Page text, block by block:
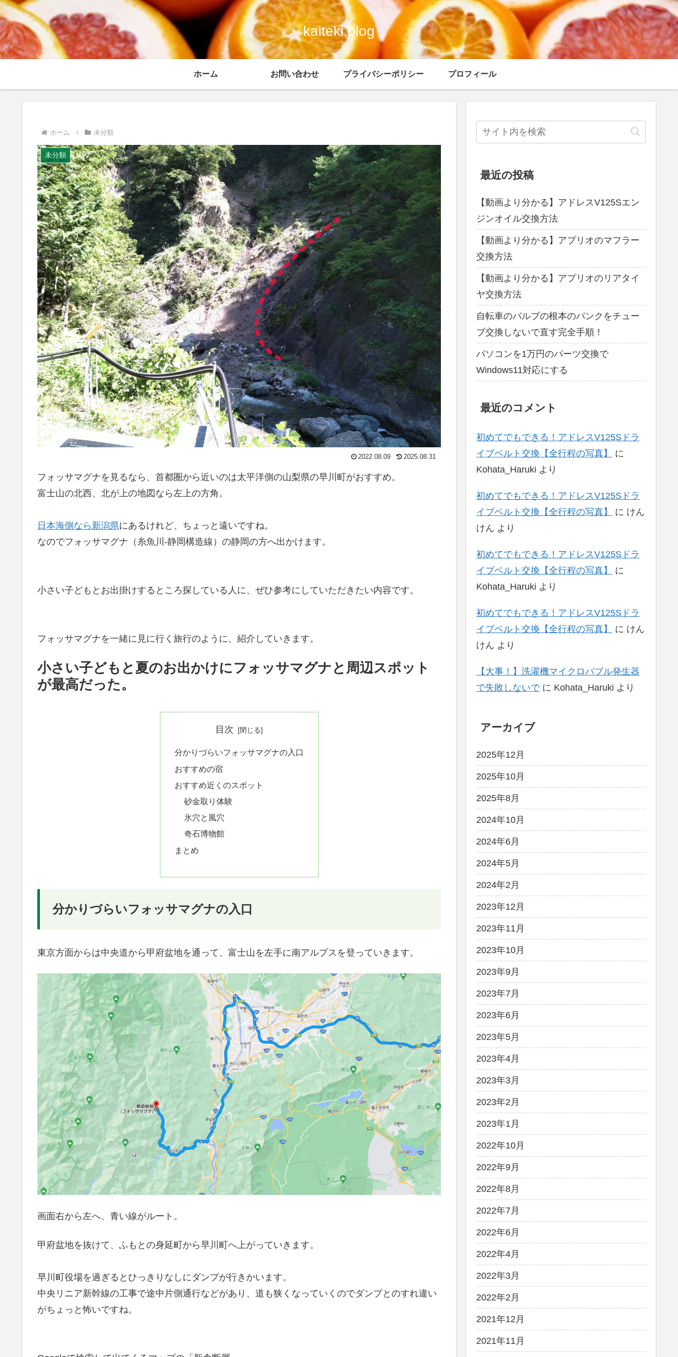
kaiteki.blog
ホーム お問い合わせ プライバシーポリシー プロフィール
ホーム 未分類
未分類
2022.08.09 2025.08.31
フォッサマグナを見るなら、首都圏から近いのは太平洋側の山梨県の早川町がおすすめ。
富士山の北西、北が上の地図なら左上の方角。
日本海側なら新潟県にあるけれど、ちょっと遠いですね。
なのでフォッサマグナ（糸魚川-静岡構造線）の静岡の方へ出かけます。
小さい子どもとお出掛けするところ探している人に、ぜひ参考にしていただきたい内容です。
フォッサマグナを一緒に見に行く旅行のように、紹介していきます。
小さい子どもと夏のお出かけにフォッサマグナと周辺スポット
が最高だった。
目次
分かりづらいフォッサマグナの入口
おすすめの宿
おすすめ近くのスポット
砂金取り体験
氷穴と風穴
奇石博物館
まとめ
分かりづらいフォッサマグナの入口
東京方面からは中央道から甲府盆地を通って、富士山を左手に南アルプスを登っていきます。
画面右から左へ、青い線がルート。
甲府盆地を抜けて、ふもとの身延町から早川町へ上がっていきます。
早川町役場を過ぎるとひっきりなしにダンプが行きかいます。
中央リニア新幹線の工事で途中片側通行などがあり、道も狭くなっていくのでダンプとのすれ違い
がちょっと怖いですね。
最近の投稿
【動画より分かる】アドレスV125Sエン
ジンオイル交換方法
【動画より分かる】アプリオのマフラー
交換方法
【動画より分かる】アプリオのリアタイ
ヤ交換方法
自転車のバルブの根本のパンクをチュー
ブ交換しないで直す完全手順！
パソコンを1万円のパーツ交換で
Windows11対応にする
最近のコメント
初めてでもできる！アドレスV125Sドラ
イブベルト交換【全行程の写真】
に
Kohata_Haruki より
初めてでもできる！アドレスV125Sドラ
イブベルト交換【全行程の写真】
に けん
けん より
初めてでもできる！アドレスV125Sドラ
イブベルト交換【全行程の写真】
に
Kohata_Haruki より
初めてでもできる！アドレスV125Sドラ
イブベルト交換【全行程の写真】
に けん
けん より
【大事！】洗濯機マイクロバブル発生器
で失敗しないでに Kohata_Haruki より
アーカイブ
2025年12月
2025年10月
2025年8月
2024年10月
2024年6月
2024年5月
2024年2月
2023年12月
2023年11月
2023年10月
2023年9月
2023年7月
2023年6月
2023年5月
2023年4月
2023年3月
2023年2月
2023年1月
2022年10月
2022年9月
2022年8月
2022年7月
2022年6月
2022年4月
2022年3月
2022年2月
2021年12月
2021年11月